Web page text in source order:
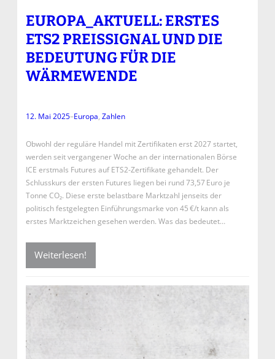
EUROPA_AKTUELL: ERSTES
ETS2 PREISSIGNAL UND DIE
BEDEUTUNG FÜR DIE
WÄRMEWENDE
12. Mai 2025–Europa, Zahlen
Obwohl der reguläre Handel mit Zertifikaten erst 2027 startet,
werden seit vergangener Woche an der internationalen Börse
ICE erstmals Futures auf ETS2-Zertifikate gehandelt. Der
Schlusskurs der ersten Futures liegen bei rund 73,57 Euro je
Tonne CO₂. Diese erste belastbare Marktzahl jenseits der
politisch festgelegten Einführungsmarke von 45 €/t kann als
erstes Marktzeichen gesehen werden. Was das bedeutet…
Weiterlesen!